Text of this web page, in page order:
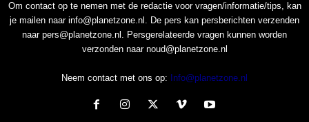
Om contact op te nemen met de redactie voor vragen/informatie/tips, kan
je mailen naar info@planetzone.nl. De pers kan persberichten verzenden
naar pers@planetzone.nl. Persgerelateerde vragen kunnen worden
verzonden naar noud@planetzone.nl
Neem contact met ons op: Info@planetzone.nl